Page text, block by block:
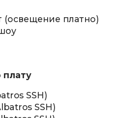
(освещение платно)
плату
SSH)
SSH)